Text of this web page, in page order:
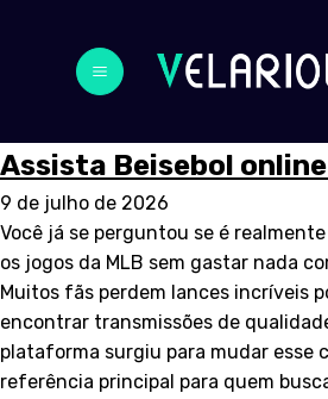
Assista Beisebol
9 de julho de 2026
Você já se perguntou se é
os jogos da MLB sem gastar nada
Muitos fãs perdem lances incríveis
encontrar transmissões de
plataforma surgiu para mudar esse
referência principal para quem